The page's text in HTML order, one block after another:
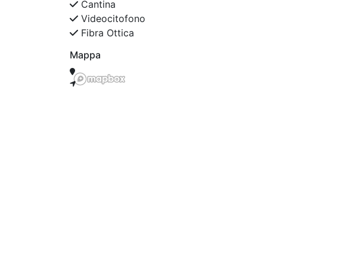
Cantina
Videocitofono
Fibra Ottica
Mappa